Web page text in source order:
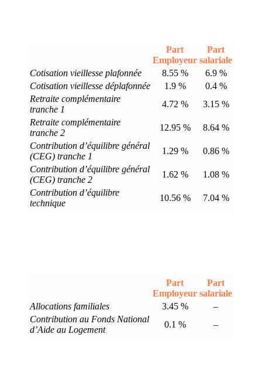
Part
Employeur
Part
salariale
Cotisation vieillesse plafonnée
8.55 %
6.9 %
Cotisation vieillesse déplafonnée
1.9 %
0.4 %
Retraite complémentaire
tranche 1
4.72 %
3.15 %
Retraite complémentaire
tranche 2
12.95 %
8.64 %
Contribution d’équilibre général
(CEG) tranche 1
1.29 %
0.86 %
Contribution d’équilibre général
(CEG) tranche 2
1.62 %
1.08 %
Contribution d’équilibre
technique
10.56 % 7.04 %
Part
Employeur
Part
salariale
Allocations familiales
3.45 %
–
Contribution au Fonds National
d’Aide au Logement
0.1 % –